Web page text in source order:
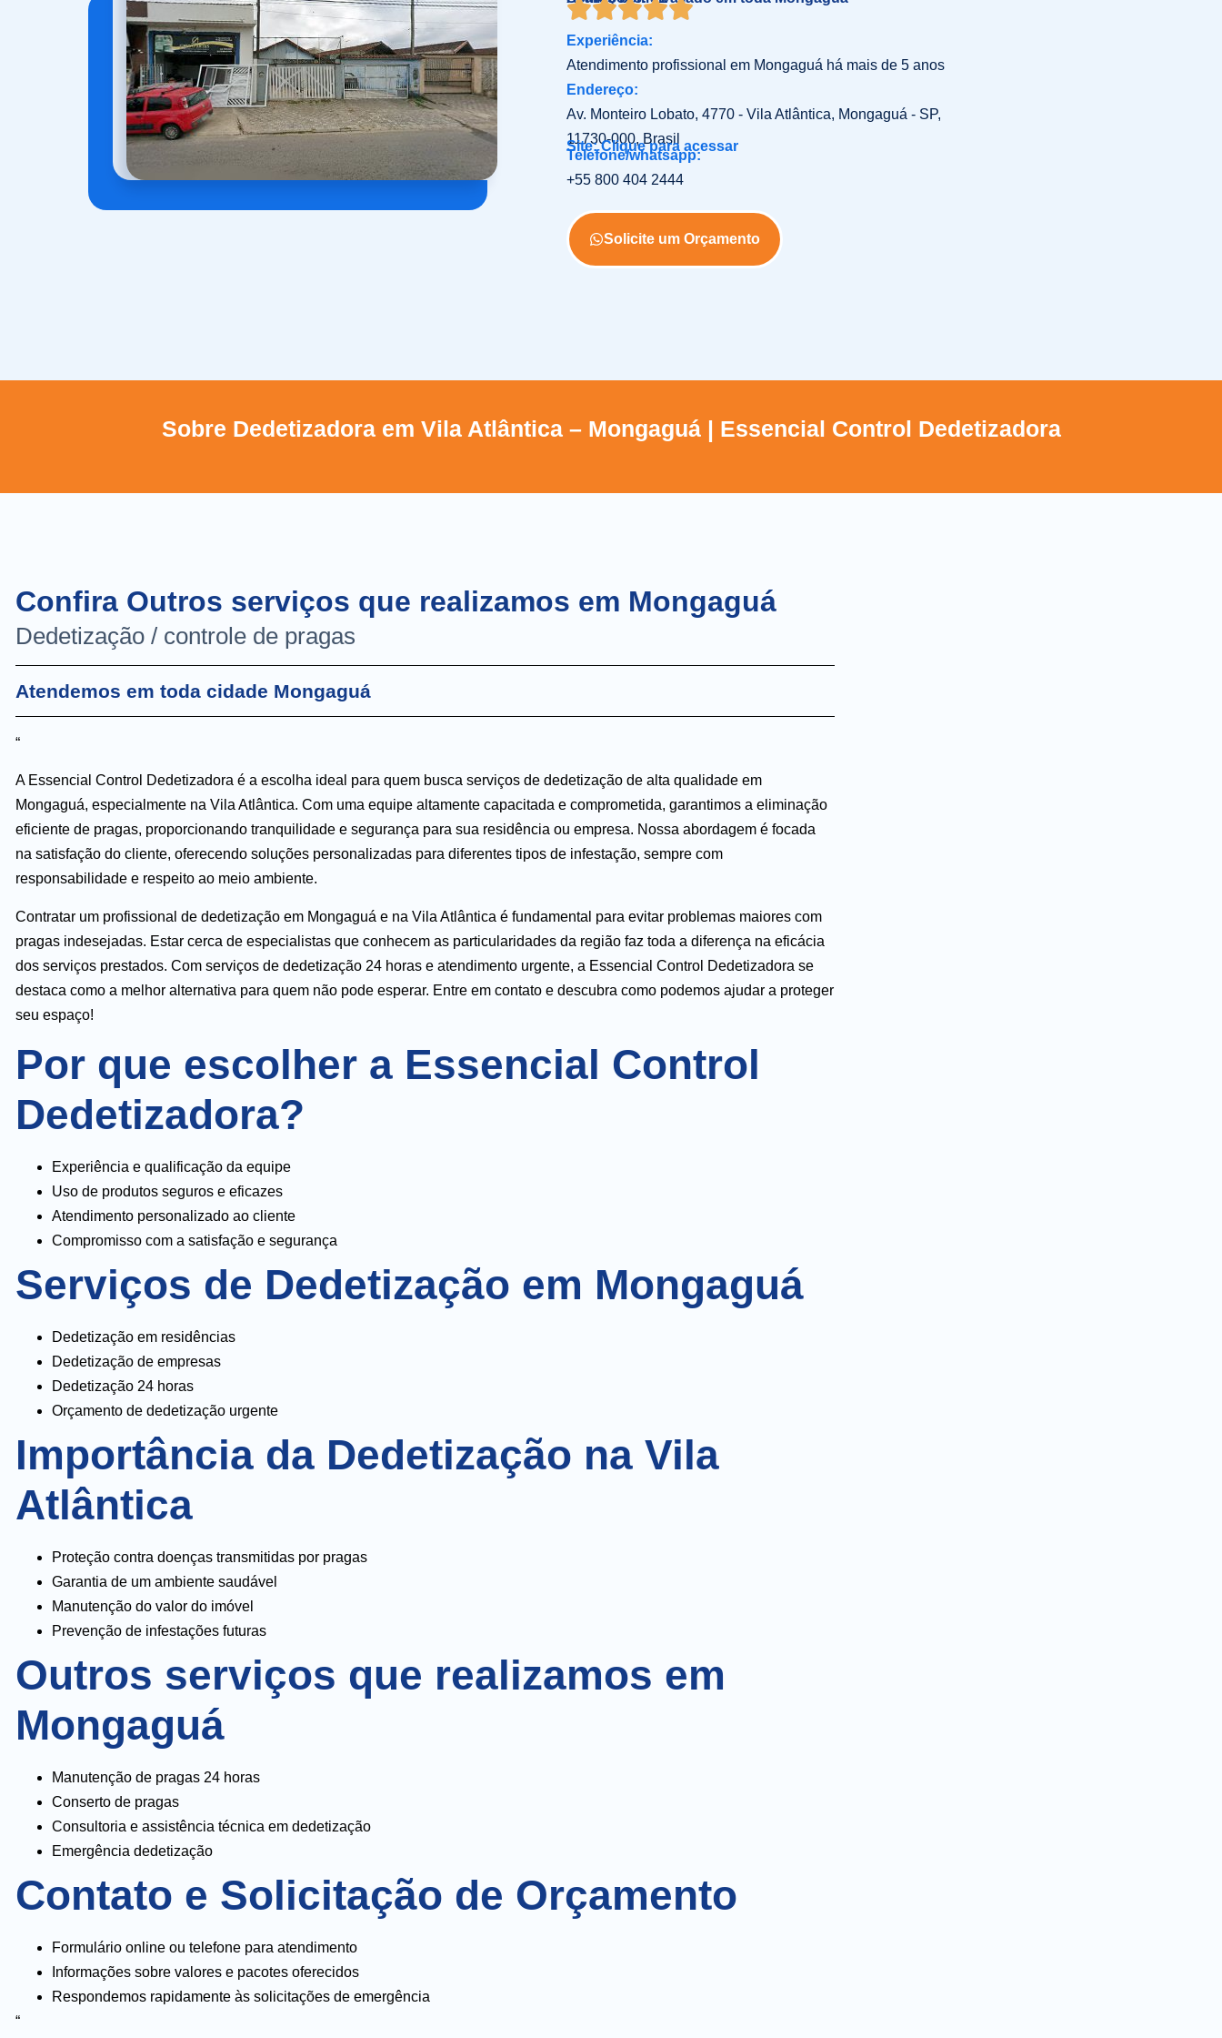
Experiência:
Atendimento profissional em Mongaguá há mais de 5 anos
Endereço:
Av. Monteiro Lobato, 4770 - Vila Atlântica, Mongaguá - SP,
11730-000, Brasil
Site: Clique para acessar
Telefone/whatsapp:
+55 800 404 2444
Solicite um Orçamento
Sobre Dedetizadora em Vila Atlântica – Mongaguá | Essencial Control Dedetizadora
Confira Outros serviços que realizamos em Mongaguá
Dedetização / controle de pragas
Atendemos em toda cidade Mongaguá
“
A Essencial Control Dedetizadora é a escolha ideal para quem busca serviços de dedetização de alta qualidade em
Mongaguá, especialmente na Vila Atlântica. Com uma equipe altamente capacitada e comprometida, garantimos a eliminação
eficiente de pragas, proporcionando tranquilidade e segurança para sua residência ou empresa. Nossa abordagem é focada
na satisfação do cliente, oferecendo soluções personalizadas para diferentes tipos de infestação, sempre com
responsabilidade e respeito ao meio ambiente.
Contratar um profissional de dedetização em Mongaguá e na Vila Atlântica é fundamental para evitar problemas maiores com
pragas indesejadas. Estar cerca de especialistas que conhecem as particularidades da região faz toda a diferença na eficácia
dos serviços prestados. Com serviços de dedetização 24 horas e atendimento urgente, a Essencial Control Dedetizadora se
destaca como a melhor alternativa para quem não pode esperar. Entre em contato e descubra como podemos ajudar a proteger
seu espaço!
Por que escolher a Essencial Control
Dedetizadora?
Experiência e qualificação da equipe
Uso de produtos seguros e eficazes
Atendimento personalizado ao cliente
Compromisso com a satisfação e segurança
Serviços de Dedetização em Mongaguá
Dedetização em residências
Dedetização de empresas
Dedetização 24 horas
Orçamento de dedetização urgente
Importância da Dedetização na Vila
Atlântica
Proteção contra doenças transmitidas por pragas
Garantia de um ambiente saudável
Manutenção do valor do imóvel
Prevenção de infestações futuras
Outros serviços que realizamos em
Mongaguá
Manutenção de pragas 24 horas
Conserto de pragas
Consultoria e assistência técnica em dedetização
Emergência dedetização
Contato e Solicitação de Orçamento
Formulário online ou telefone para atendimento
Informações sobre valores e pacotes oferecidos
Respondemos rapidamente às solicitações de emergência
“